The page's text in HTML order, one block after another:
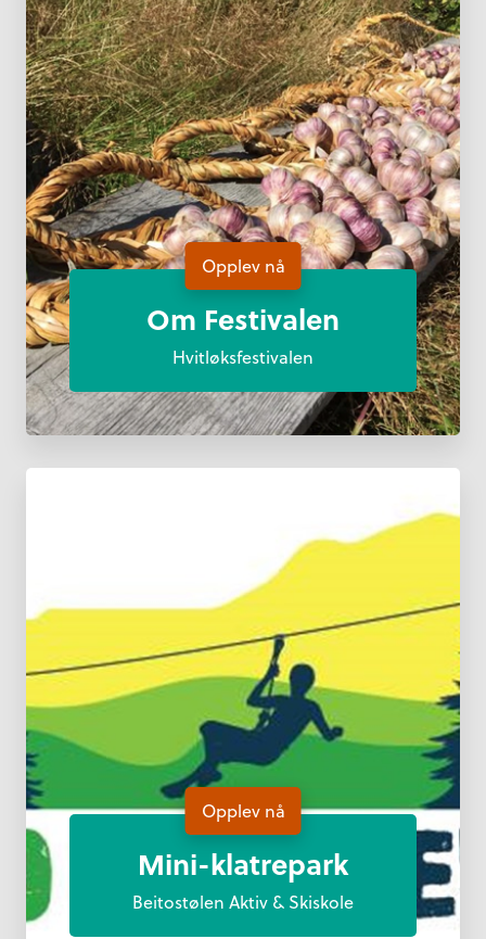
Opplev nå
Om Festivalen
Hvitløksfestivalen
Opplev nå
Mini-klatrepark
Beitostølen Aktiv & Skiskole